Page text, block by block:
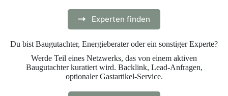
Experten finden
Du bist Baugutachter, Energieberater oder ein sonstiger Experte?
Werde Teil eines Netzwerks, das von einem aktiven
Baugutachter kuratiert wird. Backlink, Lead-Anfragen,
optionaler Gastartikel-Service.